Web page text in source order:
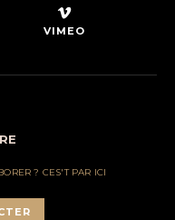
VIMEO
? CES'T PAR ICI